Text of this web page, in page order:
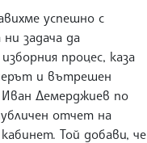
успешно с
задача да
процес, каза
и вътрешен
Демерджиев по
отчет на
Той добави, че